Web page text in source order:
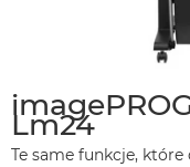
Lm24
Te same funkcje,